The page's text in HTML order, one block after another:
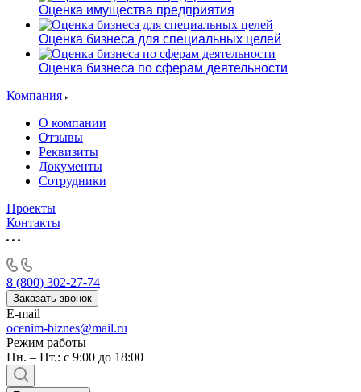
Оценка имущества предприятия
Оценка бизнеса для специальных целей
Оценка бизнеса по сферам деятельности
Компания
О компании
Отзывы
Реквизиты
Документы
Сотрудники
Проекты
Контакты
8 (800) 302-27-74
Заказать звонок
E-mail
ocenim-biznes@mail.ru
Режим работы
Пн. – Пт.: с 9:00 до 18:00